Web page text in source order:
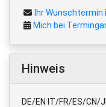
Ihr
Mich bei
Hinweis
DE/EN IT/FR/ES/CN/